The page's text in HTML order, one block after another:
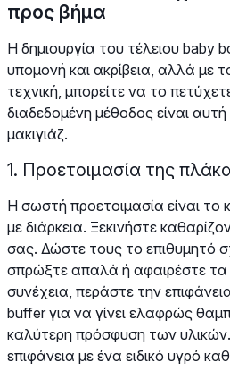
προς βήμα
Η δημιουργία του τέλειου baby
υπομονή και ακρίβεια, αλλά με
τεχνική, μπορείτε να το
διαδεδομένη μέθοδος είναι
μακιγιάζ.
1. Προετοιμασία της
Η σωστή προετοιμασία είναι το
με διάρκεια. Ξεκινήστε
σας. Δώστε τους το επιθυμητό
σπρώξτε απαλά ή αφαιρέστε τα
συνέχεια, περάστε την
buffer για να γίνει ελαφρώς
καλύτερη πρόσφυση των
επιφάνεια με ένα ειδικό υγρό